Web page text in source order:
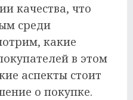
качества, что
среди
какие
в этом
аспекты стоит
о покупке.